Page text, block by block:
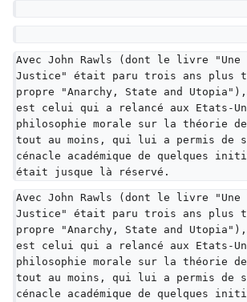
Avec John Rawls (dont le livre
Justice" était paru trois ans plus
propre "Anarchy, State and
est celui qui a relancé aux Etats-
philosophie morale sur la théorie
tout au moins, qui lui a permis de
cénacle académique de quelques
était jusque là réservé.
Avec John Rawls (dont le livre
Justice" était paru trois ans plus
propre "Anarchy, State and
est celui qui a relancé aux Etats-
philosophie morale sur la théorie
tout au moins, qui lui a permis de
cénacle académique de quelques